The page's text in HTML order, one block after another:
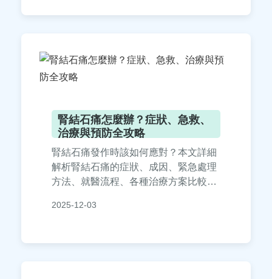
腎結石痛怎麼辦？症狀、急救、
治療與預防全攻略
腎結石痛發作時該如何應對？本文詳細
解析腎結石痛的症狀、成因、緊急處理
方法、就醫流程、各種治療方案比較以
健康。內容包含真實案例分享和常見問
2025-12-03